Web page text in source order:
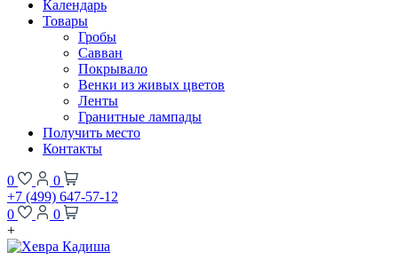
Календарь
Товары
Гробы
Савван
Покрывало
Венки из живых цветов
Ленты
Гранитные лампады
Получить место
Контакты
0
0
+7 (499) 647-57-12
0
0
+